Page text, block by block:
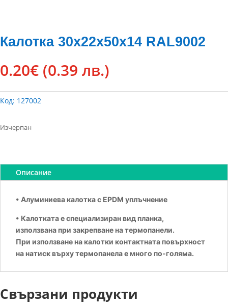
Калотка 30х22х50х14 RAL9002
0.20€ (0.39 лв.)
Код: 127002
Изчерпан
Описание
• Алуминиева калотка с EPDM уплъчнение
• Калотката е специализиран вид планка,
използвана при закрепване на термопанели.
При използване на калотки контактната повърхност
на натиск върху термопанела е много по-голяма.
Свързани продукти